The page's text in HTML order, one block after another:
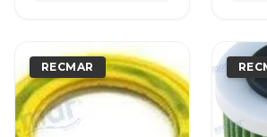
RECMAR